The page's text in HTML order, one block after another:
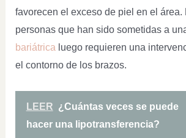
favorecen el exceso de piel en el área.
personas que han sido sometidas a
bariátrica luego requieren una
el contorno de los brazos.
LEER ¿Cuántas veces se puede
hacer una lipotransferencia?